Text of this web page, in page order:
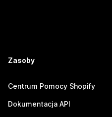
Zasoby
Centrum Pomocy Shopify
Dokumentacja API